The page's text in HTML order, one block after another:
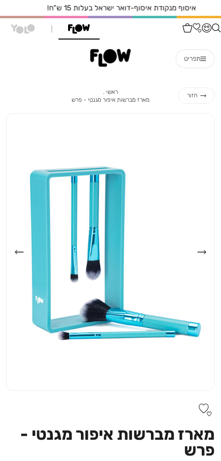
איסוף עצמי מהחנות הקרובה אליכם בחינם!
תפריט
חזור
ראשי
מארז מברשות איפור מגנטי - פרשמארז
מארז מברשות איפור מגנטי -
פרש